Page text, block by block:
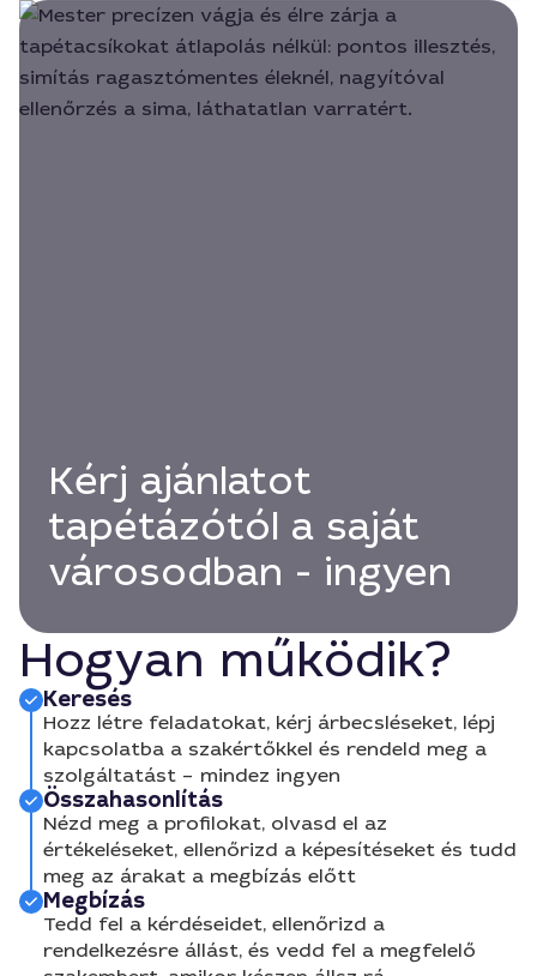
Kérj ajánlatot
tapétázótól a saját
városodban - ingyen
Hogyan működik?
Keresés
Hozz létre feladatokat, kérj árbecsléseket, lépj
kapcsolatba a szakértőkkel és rendeld meg a
szolgáltatást – mindez ingyen
Összahasonlítás
Nézd meg a profilokat, olvasd el az
értékeléseket, ellenőrizd a képesítéseket és tudd
meg az árakat a megbízás előtt
Megbízás
Tedd fel a kérdéseidet, ellenőrizd a
rendelkezésre állást, és vedd fel a megfelelő